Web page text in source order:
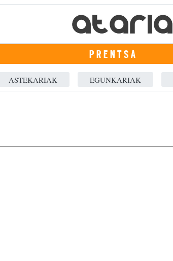
PRENTSA
ASTEKARIAK EGUNKARIAK